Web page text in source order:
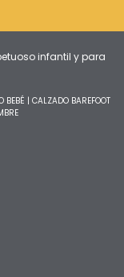
infantil y para
BEBÉ | CALZADO BAREFOOT